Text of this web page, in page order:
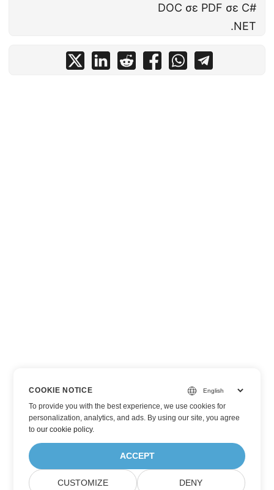
DOC σε PDF σε C#
.NET
COOKIE NOTICE
To provide you with the best experience, we use cookies for
personalization, analytics, and ads. By using our site, you agree
toour cookie policy.
ACCEPT
CUSTOMIZE DENY